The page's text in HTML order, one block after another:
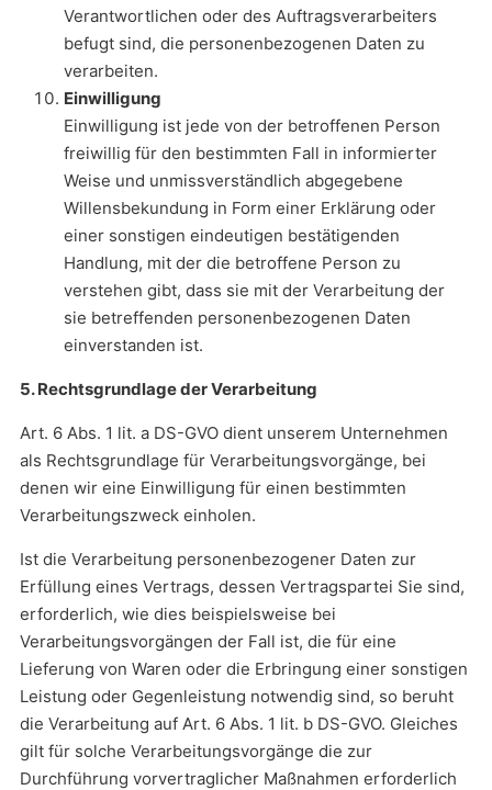
Verantwortlichen oder des Auftragsverarbeiters
befugt sind, die personenbezogenen Daten zu
verarbeiten.
Einwilligung
Einwilligung ist jede von der betroffenen Person
freiwillig für den bestimmten Fall in informierter
Weise und unmissverständlich abgegebene
Willensbekundung in Form einer Erklärung oder
einer sonstigen eindeutigen bestätigenden
Handlung, mit der die betroffene Person zu
verstehen gibt, dass sie mit der Verarbeitung der
sie betreffenden personenbezogenen Daten
einverstanden ist.
5. Rechtsgrundlage der Verarbeitung
Art. 6 Abs. 1 lit. a DS-GVO dient unserem Unternehmen
als Rechtsgrundlage für Verarbeitungsvorgänge, bei
denen wir eine Einwilligung für einen bestimmten
Verarbeitungszweck einholen.
Ist die Verarbeitung personenbezogener Daten zur
Erfüllung eines Vertrags, dessen Vertragspartei Sie sind,
erforderlich, wie dies beispielsweise bei
Verarbeitungsvorgängen der Fall ist, die für eine
Lieferung von Waren oder die Erbringung einer sonstigen
Leistung oder Gegenleistung notwendig sind, so beruht
die Verarbeitung auf Art. 6 Abs. 1 lit. b DS-GVO. Gleiches
gilt für solche Verarbeitungsvorgänge die zur
Durchführung vorvertraglicher Maßnahmen erforderlich